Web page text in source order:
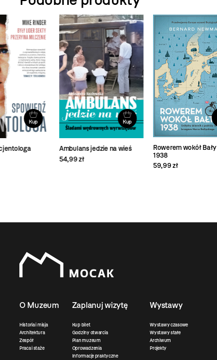
Kup
Ambulans jedzie na wieś
Kup
Rowerem wokół Bałyku
O Muzeum
Historia i misja
Architektura
Zespół
Praca i staże
Zaplanuj wizytę
Kup bilet
Godziny otwarcia
Plan muzeum
Oprowadzenia
Informacje praktyczne
Wystawy
Wystawy czasowe
Wystawy stałe
Archiwum
Projekty